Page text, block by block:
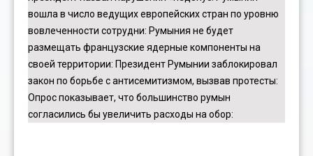
вошла в число ведущих европейских стран по уровню
вовлеченности сотрудни: Румыния не будет
размещать французские ядерные компоненты на
своей территории: Президент Румынии заблокировал
закон по борьбе с антисемитизмом, вызвав протесты:
Опрос показывает, что большинство румын
согласились бы увеличить расходы на обор: